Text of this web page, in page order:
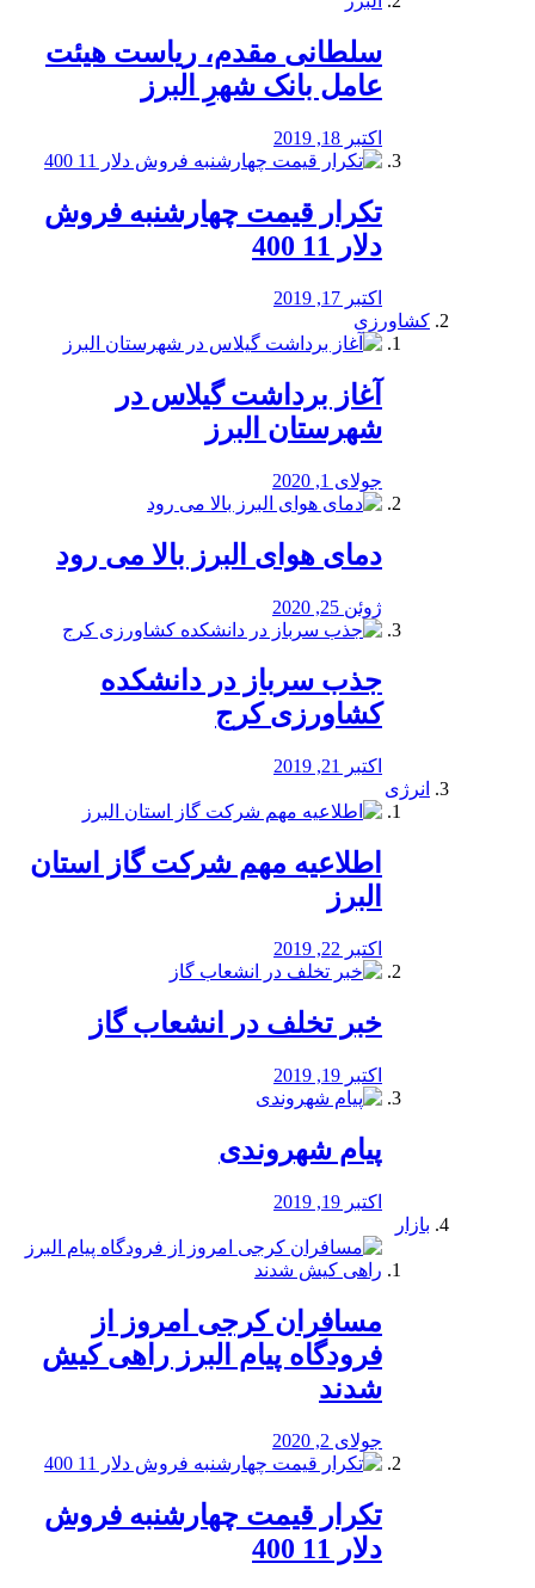
سلطانی مقدم، ریاست هیئت
عامل بانک شهرِ البرز
اکتبر 18, 2019
تکرار قیمت چهارشنبه فروش
دلار 11 400
اکتبر 17, 2019
کشاورزی
آغاز برداشت گیلاس در
شهرستان البرز
جولای 1, 2020
دمای هوای البرز بالا می رود
ژوئن 25, 2020
جذب سرباز در دانشکده
کشاورزی کرج
اکتبر 21, 2019
انرژی
️اطلاعیه مهم شرکت گاز استان
البرز
اکتبر 22, 2019
خبر تخلف در انشعاب گاز
اکتبر 19, 2019
پیام شهروندی
اکتبر 19, 2019
بازار
مسافران کرجی امروز از
فرودگاه پیام البرز راهی کیش
شدند
جولای 2, 2020
تکرار قیمت چهارشنبه فروش
دلار 11 400